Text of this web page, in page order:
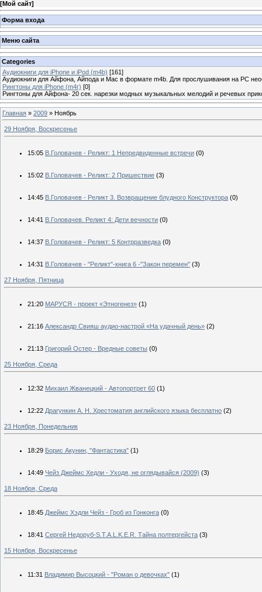
[Мой сайт]
Форма входа
Меню сайта
Categories
Аудиокниги для iPhone и iPod (m4b) [161]
Аудиокниги для Айфона, Айпода и Mac в формате m4b. Для прослушивания на PC
Рингтоны для iPhone (m4r) [0]
Рингтоны для Айфона- 20 сек. нарезки модных музыкальных мелодий и речевых
Главная » 2009 » Ноябрь
29 Ноября, Воскресенье
15:05 В.Головачев - Реликт: 1 Непредвиденные встречи (0)
15:02 В.Головачев - Реликт: 2 Пришествие (3)
14:45 В.Головачев - Реликт 3. Возвращение блудного Конструктора (0)
14:41 В.Головачев. Реликт 4: Дети вечности (0)
14:37 В.Головачев - Реликт: 5 Контрразведка (0)
14:31 В.Головачев - "Реликт"-книга 6 -"Закон перемен" (3)
27 Ноября, Пятница
21:20 МАРУСЯ - проект «Этногенез» (1)
21:16 Александр Свияш аудио-настрой «На удачный день» (2)
21:13 Григорий Остер - Вредные советы (0)
25 Ноября, Среда
12:32 Михаил Жванецкий - Автопортрет 60 (1)
12:22 Драгункин А. Н. Хрестоматия английского языка бесплатно (2)
23 Ноября, Понедельник
18:29 Борис Акунин, "Фантастика" (1)
14:49 Чейз Джеймс Хедли - Уходя, не оглядывайся (2009) (3)
18 Ноября, Среда
18:45 Джеймс Хэдли Чейз - Гроб из Гонконга (0)
18:41 Сергей Недоруб-S.T.A.L.K.E.R. Тайна полтергейста (3)
15 Ноября, Воскресенье
11:31 Владимир Высоцкий - "Роман о девочках" (1)